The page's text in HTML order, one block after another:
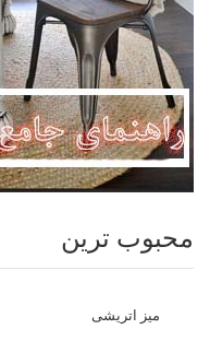
محبوب ترین
میز اتریشی